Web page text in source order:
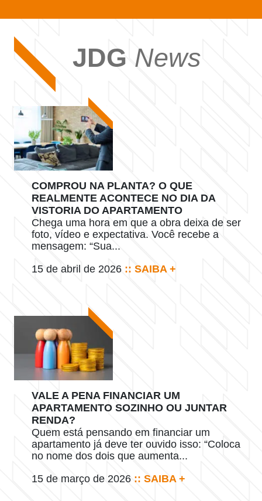
JDG News
COMPROU NA PLANTA? O QUE
REALMENTE ACONTECE NO DIA DA
VISTORIA DO APARTAMENTO
Chega uma hora em que a obra deixa de ser
foto, vídeo e expectativa. Você recebe a
mensagem: “Sua...
15 de abril de 2026 :: SAIBA +
VALE A PENA FINANCIAR UM
APARTAMENTO SOZINHO OU JUNTAR
RENDA?
Quem está pensando em financiar um
apartamento já deve ter ouvido isso: “Coloca
no nome dos dois que aumenta...
15 de março de 2026 :: SAIBA +